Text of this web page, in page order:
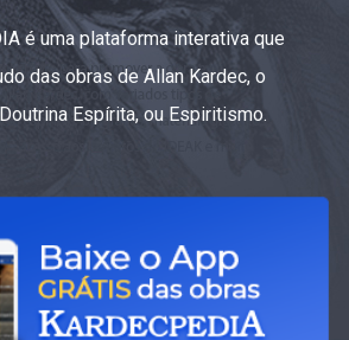
é uma plataforma interativa que
das obras de Allan Kardec, o
Espírita, ou Espiritismo.